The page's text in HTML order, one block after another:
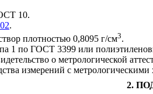
10.
.
плотностью 0,8095 г/см3.
1 по ГОСТ 3399 или
о метрологической
измерений с
2.